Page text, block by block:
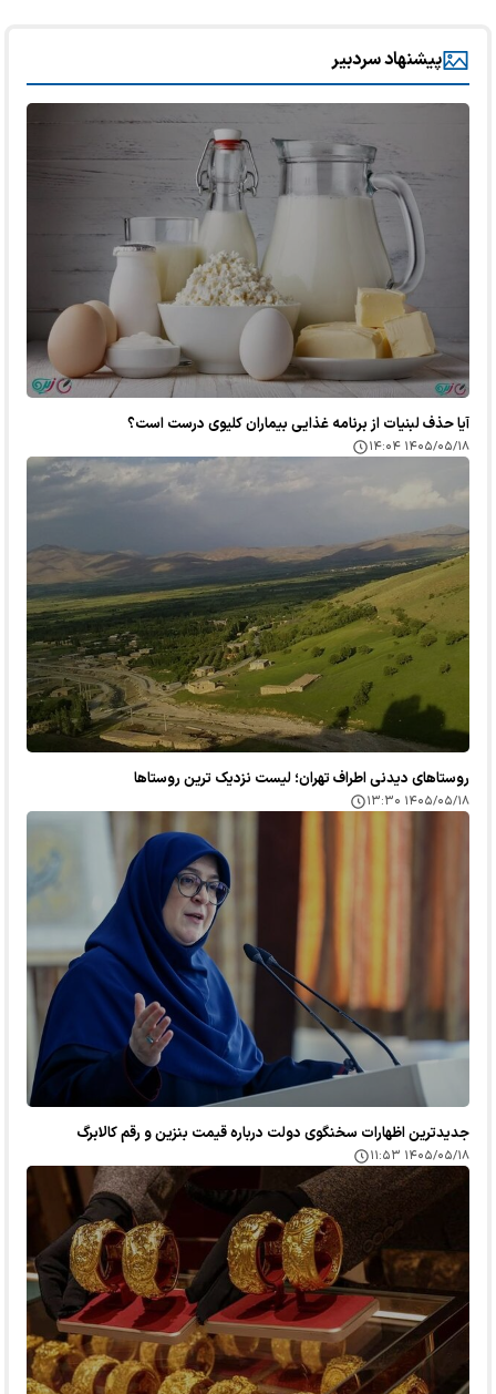
پیشنهاد سردبیر
آیا حذف لبنیات از برنامه غذایی بیماران کلیوی درست است؟
۱۴۰۵/۰۵/۱۸ ۱۴:۰۴
روستاهای دیدنی اطراف تهران؛ لیست نزدیک ترین روستاها
۱۴۰۵/۰۵/۱۸ ۱۳:۳۰
جدیدترین اظهارات سخنگوی دولت درباره قیمت بنزین و رقم کالابرگ
۱۴۰۵/۰۵/۱۸ ۱۱:۵۳